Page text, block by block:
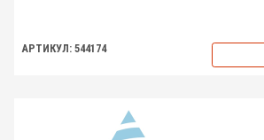
АРТИКУЛ: 544174